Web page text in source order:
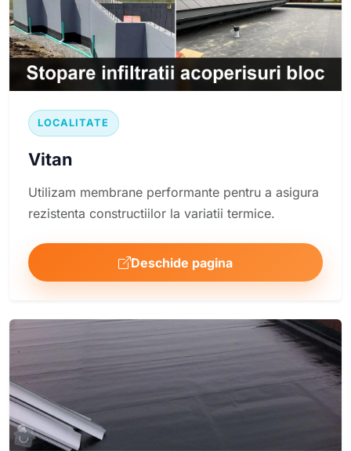
LOCALITATE
Vitan
Utilizam membrane performante pentru a asigura
rezistenta constructiilor la variatii termice.
Deschide pagina